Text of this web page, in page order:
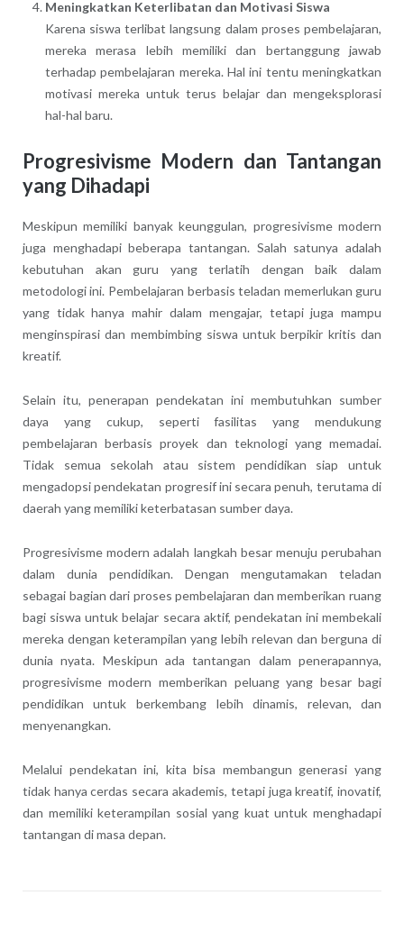
Meningkatkan Keterlibatan dan Motivasi Siswa
Karena siswa terlibat langsung dalam proses pembelajaran,
mereka merasa lebih memiliki dan bertanggung jawab
terhadap pembelajaran mereka. Hal ini tentu meningkatkan
motivasi mereka untuk terus belajar dan mengeksplorasi
hal-hal baru.
Progresivisme Modern dan Tantangan
yang Dihadapi
Meskipun memiliki banyak keunggulan, progresivisme modern
juga menghadapi beberapa tantangan. Salah satunya adalah
kebutuhan akan guru yang terlatih dengan baik dalam
metodologi ini. Pembelajaran berbasis teladan memerlukan guru
yang tidak hanya mahir dalam mengajar, tetapi juga mampu
menginspirasi dan membimbing siswa untuk berpikir kritis dan
kreatif.
Selain itu, penerapan pendekatan ini membutuhkan sumber
daya yang cukup, seperti fasilitas yang mendukung
pembelajaran berbasis proyek dan teknologi yang memadai.
Tidak semua sekolah atau sistem pendidikan siap untuk
mengadopsi pendekatan progresif ini secara penuh, terutama di
daerah yang memiliki keterbatasan sumber daya.
Progresivisme modern adalah langkah besar menuju perubahan
dalam dunia pendidikan. Dengan mengutamakan teladan
sebagai bagian dari proses pembelajaran dan memberikan ruang
bagi siswa untuk belajar secara aktif, pendekatan ini membekali
mereka dengan keterampilan yang lebih relevan dan berguna di
dunia nyata. Meskipun ada tantangan dalam penerapannya,
progresivisme modern memberikan peluang yang besar bagi
pendidikan untuk berkembang lebih dinamis, relevan, dan
menyenangkan.
Melalui pendekatan ini, kita bisa membangun generasi yang
tidak hanya cerdas secara akademis, tetapi juga kreatif, inovatif,
dan memiliki keterampilan sosial yang kuat untuk menghadapi
tantangan di masa depan.